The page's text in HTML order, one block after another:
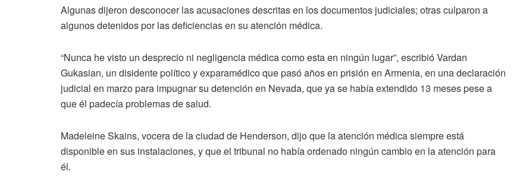
Algunas dijeron desconocer las acusaciones descritas en los documentos judiciales; otras culparon a
algunos detenidos por las deficiencias en su atención médica.
“Nunca he visto un desprecio ni negligencia médica como esta en ningún lugar”, escribió Vardan
Gukasian, un disidente político y exparamédico que pasó años en prisión en Armenia, en una declaración
judicial en marzo para impugnar su detención en Nevada, que ya se había extendido 13 meses pese a
que él padecía problemas de salud.
Madeleine Skains, vocera de la ciudad de Henderson, dijo que la atención médica siempre está
disponible en sus instalaciones, y que el tribunal no había ordenado ningún cambio en la atención para
él.